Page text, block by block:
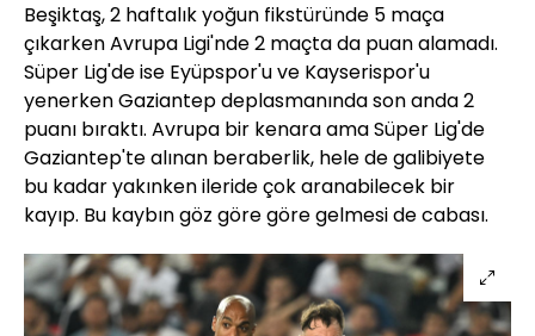
Beşiktaş, 2 haftalık yoğun fikstüründe 5 maça
çıkarken Avrupa Ligi'nde 2 maçta da puan alamadı.
Süper Lig'de ise Eyüpspor'u ve Kayserispor'u
yenerken Gaziantep deplasmanında son anda 2
puanı bıraktı. Avrupa bir kenara ama Süper Lig'de
Gaziantep'te alınan beraberlik, hele de galibiyete
bu kadar yakınken ileride çok aranabilecek bir
kayıp. Bu kaybın göz göre göre gelmesi de cabası.